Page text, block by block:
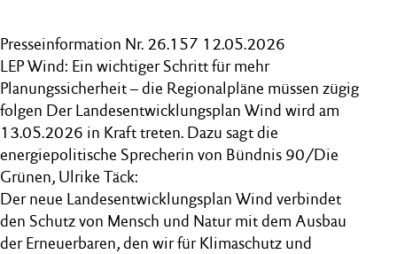
Presseinformation Nr. 26.157 12.05.2026
LEP Wind: Ein wichtiger Schritt für mehr
Planungssicherheit – die Regionalpläne müssen zügig
folgen Der Landesentwicklungsplan Wind wird am
13.05.2026 in Kraft treten. Dazu sagt die
energiepolitische Sprecherin von Bündnis 90/Die
Grünen, Ulrike Täck:
Der neue Landesentwicklungsplan Wind verbindet
den Schutz von Mensch und Natur mit dem Ausbau
der Erneuerbaren, den wir für Klimaschutz und